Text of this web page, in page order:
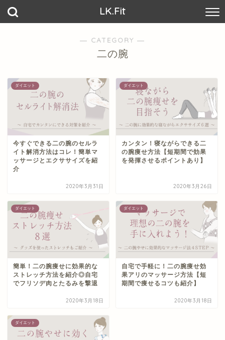
LK.Fit
― CATEGORY ―
二の腕
ダイエット
今すぐできる二の腕のセルラ
イト解消方法はコレ！簡単マ
ッサージとエクササイズを紹
介
2020年3月31日
ダイエット
カンタン！寝ながらできる二
の腕痩せ方法【短期間で効果
を発揮させるポイントあり】
2020年3月26日
ダイエット
簡単！二の腕痩せに効果的な
ストレッチ方法を紹介◎自宅
でフリソデ肉とたるみを撃退
2020年3月18日
ダイエット
自宅で手軽に！二の腕痩せ効
果アリのマッサージ方法【短
期間で痩せるコツも紹介】
2020年3月18日
ダイエット